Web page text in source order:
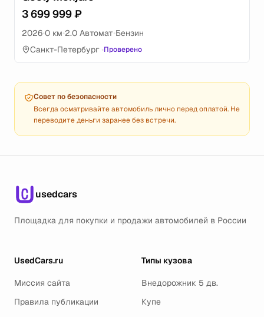
3 699 999 ₽
2026•0 км•2.0 Автомат•Бензин
Санкт-Петербург •Проверено
Совет по безопасности
Всегда осматривайте автомобиль лично перед оплатой. Не
переводите деньги заранее без встречи.
usedcars
Площадка для покупки и продажи автомобилей в России
UsedCars.ru
Миссия сайта
Правила публикации
Типы кузова
Внедорожник 5 дв.
Купе